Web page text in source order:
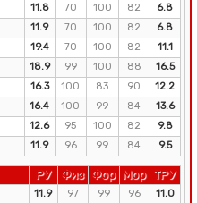
11.8 70 100 82
6.8
11.9 70 100 82
6.8
19.4 70 100 82
11.1
18.9 99 100 88
16.5
16.3 100 83 90
12.2
16.4 100 99 84
13.6
12.6 95 100 82
9.8
11.9 96 99 84 9.5
РУ Физ Фор Мор ТРУ
11.9 97 99 96
11.0